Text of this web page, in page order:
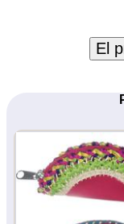
El